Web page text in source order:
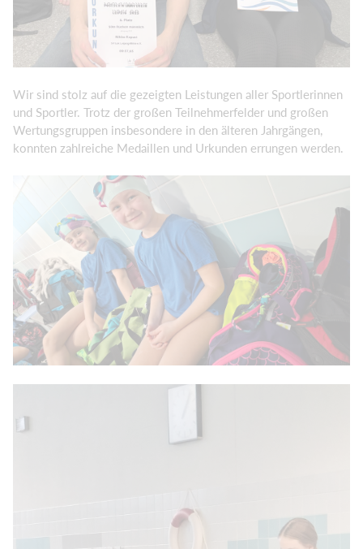
Wir sind stolz auf die gezeigten Leistungen aller Sportlerinnen
und Sportler. Trotz der großen Teilnehmerfelder und großen
Wertungsgruppen insbesondere in den älteren Jahrgängen,
konnten zahlreiche Medaillen und Urkunden errungen werden.